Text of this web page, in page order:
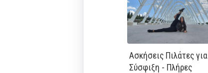
Ασκήσεις Πιλάτες για
Σύσφιξη - Πλήρες